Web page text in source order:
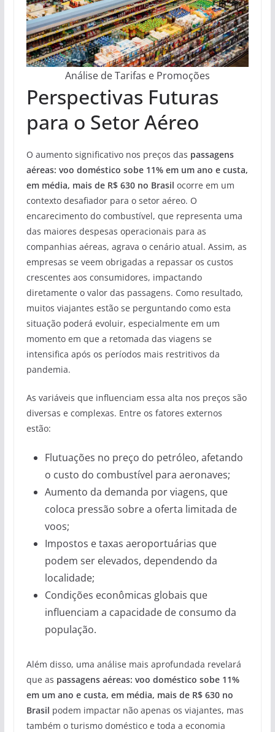
Análise de Tarifas e Promoções
Perspectivas Futuras
para o Setor Aéreo
O aumento significativo nos preços das passagens
aéreas: voo doméstico sobe 11% em um ano e custa,
em média, mais de R$ 630 no Brasil ocorre em um
contexto desafiador para o setor aéreo. O
encarecimento do combustível, que representa uma
das maiores despesas operacionais para as
companhias aéreas, agrava o cenário atual. Assim, as
empresas se veem obrigadas a repassar os custos
crescentes aos consumidores, impactando
diretamente o valor das passagens. Como resultado,
muitos viajantes estão se perguntando como esta
situação poderá evoluir, especialmente em um
momento em que a retomada das viagens se
intensifica após os períodos mais restritivos da
pandemia.
As variáveis que influenciam essa alta nos preços são
diversas e complexas. Entre os fatores externos
estão:
Flutuações no preço do petróleo, afetando
o custo do combustível para aeronaves;
Aumento da demanda por viagens, que
coloca pressão sobre a oferta limitada de
voos;
Impostos e taxas aeroportuárias que
podem ser elevados, dependendo da
localidade;
Condições econômicas globais que
influenciam a capacidade de consumo da
população.
Além disso, uma análise mais aprofundada revelará
que as passagens aéreas: voo doméstico sobe 11%
em um ano e custa, em média, mais de R$ 630 no
Brasil podem impactar não apenas os viajantes, mas
também o turismo doméstico e toda a economia